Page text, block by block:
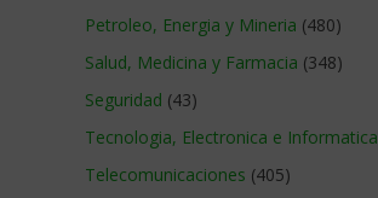
Petroleo, Energia y Mineria (480)
Salud, Medicina y Farmacia (348)
Seguridad (43)
Tecnologia, Electronica e Informatica
Telecomunicaciones (405)